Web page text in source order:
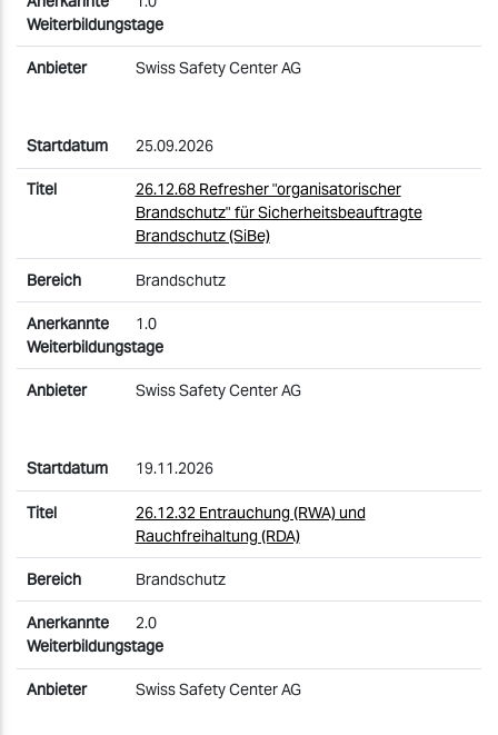
Swiss Safety Center AG
25.09.2026
26.12.68 Refresher "organisatorischer
Brandschutz" für Sicherheitsbeauftragte
Brandschutz (SiBe)
Brandschutz
1.0
Swiss Safety Center AG
19.11.2026
26.12.32 Entrauchung (RWA) und
Rauchfreihaltung (RDA)
Brandschutz
2.0
Swiss Safety Center AG